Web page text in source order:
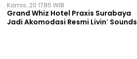
Kamis, 20 1785 WIB
Grand Whiz Hotel Praxis Surabaya
Jadi Akomodasi Resmi Livin' Sounds